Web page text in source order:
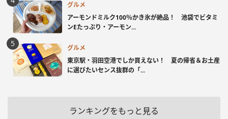
グルメ
アーモンドミルク100％かき氷が絶品！ 池袋でビタミ
ンEたっぷり・アーモン...
グルメ
東京駅・羽田空港でしか買えない！ 夏の帰省＆お土産
に選びたいセンス抜群の「...
ランキングをもっと見る